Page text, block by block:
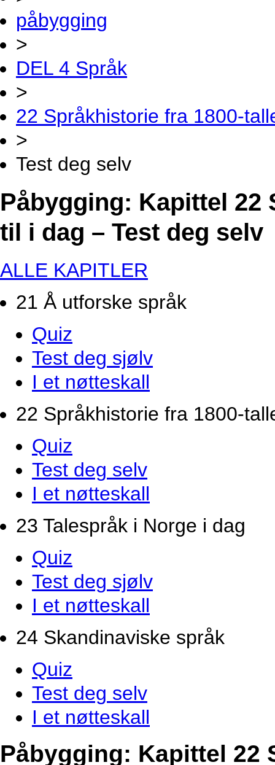
påbygging
>
DEL 4 Språk
>
22 Språkhistorie fra 1800-
>
Test deg selv
Påbygging: Kapittel 22
til i dag – Test deg selv
ALLE KAPITLER
21 Å utforske språk
Quiz
Test deg sjølv
I et nøtteskall
22 Språkhistorie fra 1800-
Quiz
Test deg selv
I et nøtteskall
23 Talespråk i Norge i dag
Quiz
Test deg sjølv
I et nøtteskall
24 Skandinaviske språk
Quiz
Test deg selv
I et nøtteskall
Påbygging: Kapittel 22